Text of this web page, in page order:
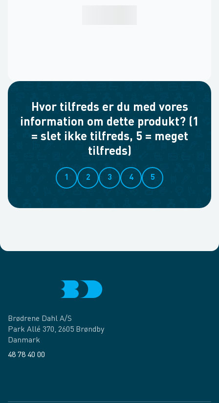
Hvor tilfreds er du med vores
information om dette produkt? (1
= slet ikke tilfreds, 5 = meget
tilfreds)
1 2 3 4 5
Brødrene Dahl A/S
Park Allé 370, 2605 Brøndby
Danmark
48 78 40 00